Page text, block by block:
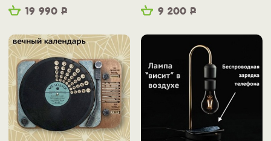
19 990 Р
9 200 Р